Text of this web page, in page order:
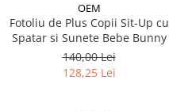
OEM
Fotoliu de Plus Copii Sit-Up cu
Spatar si Sunete Bebe Bunny
140,00 Lei
128,25 Lei